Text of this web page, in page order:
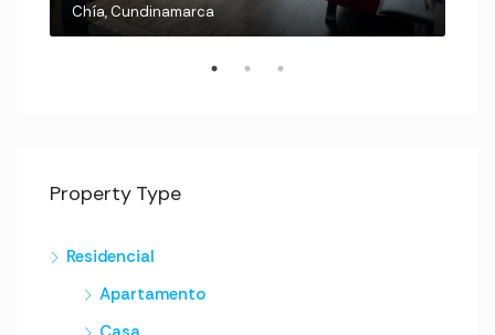
Chía, Cundinamarca
Property Type
Residencial
Apartamento